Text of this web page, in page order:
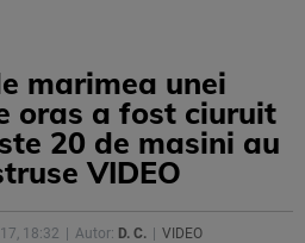
marimea unei
oras a fost ciuruit
20 de masini au
VIDEO
18:32 Autor: D. C. VIDEO